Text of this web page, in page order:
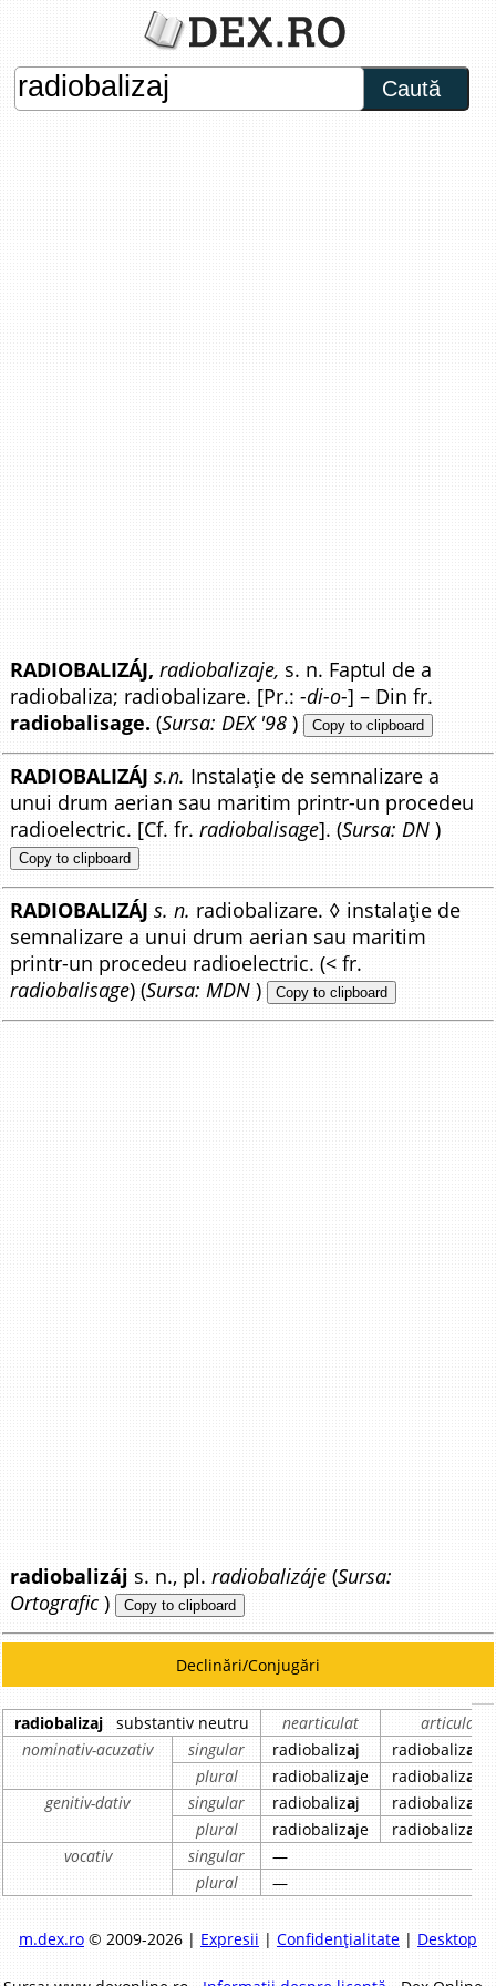
Caută
RADIOBALIZÁJ, radiobalizaje, s. n. Faptul de a
radiobaliza; radiobalizare. [Pr.:-di-o-] – Din fr.
radiobalisage. (Sursa: DEX '98 ) Copy to clipboard
RADIOBALIZÁJ s.n. Instalație de semnalizare a
unui drum aerian sau maritim printr-un procedeu
radioelectric. [Cf. fr.radiobalisage]. (Sursa: DN )
Copy to clipboard
RADIOBALIZÁJ s. n. radiobalizare. ◊ instalație de
semnalizare a unui drum aerian sau maritim
printr-un procedeu radioelectric. (< fr.
radiobalisage) (Sursa: MDN ) Copy to clipboard
radiobalizáj s. n., pl.radiobalizáje (Sursa:
Ortografic ) Copy to clipboard
Declinări/Conjugări
radiobalizaj substantiv neutru nearticulat
articulat
nominativ-acuzativ
singular radiobalizaj radiobaliza
plural
radiobalizaje radiobaliza
genitiv-dativ
singular radiobalizaj radiobaliza
plural
radiobalizaje radiobaliza
vocativ
singular
—
plural
—
m.dex.ro© 2009-2026 | Expresii | Confidențialitate| Desktop